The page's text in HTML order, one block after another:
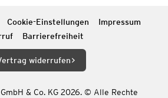
Cookie-Einstellungen
Impressum
Barrierefreiheit
widerrufen
& Co. KG 2026. © Alle Rechte